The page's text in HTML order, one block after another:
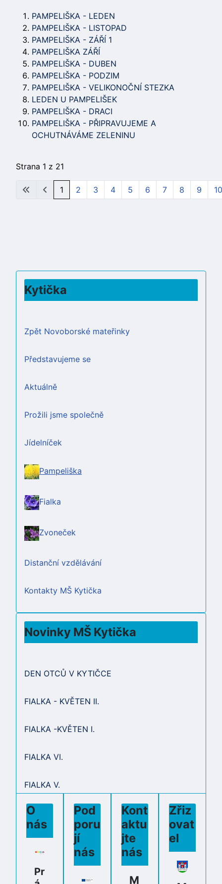
PAMPELIŠKA - LEDEN
PAMPELIŠKA - LISTOPAD
PAMPELIŠKA - ZÁŘÍ 1
PAMPELIŠKA ZÁŘÍ
PAMPELIŠKA - DUBEN
PAMPELIŠKA - PODZIM
PAMPELIŠKA - VELIKONOČNÍ STEZKA
LEDEN U PAMPELIŠEK
PAMPELIŠKA - DRACI
PAMPELIŠKA - PŘIPRAVUJEME A
OCHUTNÁVÁME ZELENINU
Strana 1 z 21
1 2 3 4 5 6 7 8 9 10
Kytička
Zpět Novoborské mateřinky
Představujeme se
Aktuálně
Prožili jsme společně
Jídelníček
Pampeliška
Fialka
Zvoneček
Distanční vzdělávání
Kontakty MŠ Kytička
Novinky MŠ Kytička
DEN OTCŮ V KYTIČCE
FIALKA - KVĚTEN II.
FIALKA -KVĚTEN I.
FIALKA VI.
FIALKA V.
O
nás
Pr
Pod
poru
jí
nás
Kont
aktu
jte
nás
M
Zřiz
ovat
el